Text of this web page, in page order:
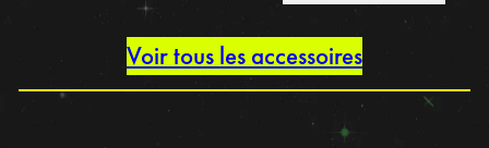
Voir tous les accessoires